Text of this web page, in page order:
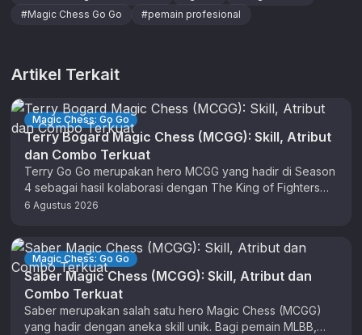
#Magic Chess Go Go #pemain profesional
Artikel Terkait
Magic Chess: Go Go
Terry Bogard Magic Chess (MCGG): Skill, Atribut
dan Combo Terkuat
Terry Go Go merupakan hero MCGG yang hadir di Season
4 sebagai hasil kolaborasi dengan The King of Fighters
(KOF). …
6 Agustus 2026
Magic Chess: Go Go
Saber Magic Chess (MCGG): Skill, Atribut dan
Combo Terkuat
Saber merupakan salah satu hero Magic Chess (MCGG)
yang hadir dengan aneka skill unik. Bagi pemain MLBB,